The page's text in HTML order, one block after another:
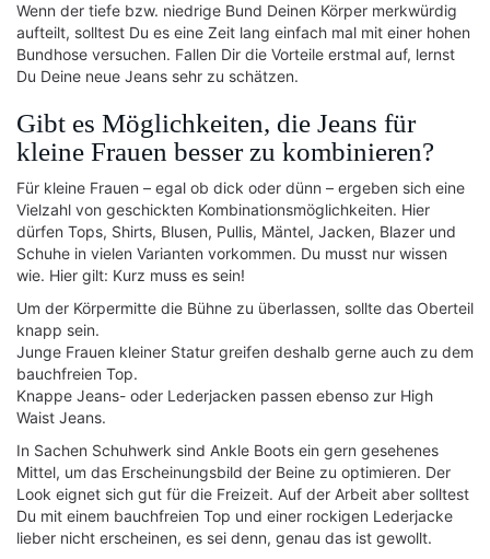
Wenn der tiefe bzw. niedrige Bund Deinen Körper merkwürdig
aufteilt, solltest Du es eine Zeit lang einfach mal mit einer hohen
Bundhose versuchen. Fallen Dir die Vorteile erstmal auf, lernst
Du Deine neue Jeans sehr zu schätzen.
Gibt es Möglichkeiten, die Jeans für
kleine Frauen besser zu kombinieren?
Für kleine Frauen – egal ob dick oder dünn – ergeben sich eine
Vielzahl von geschickten Kombinationsmöglichkeiten. Hier
dürfen Tops, Shirts, Blusen, Pullis, Mäntel, Jacken, Blazer und
Schuhe in vielen Varianten vorkommen. Du musst nur wissen
wie. Hier gilt: Kurz muss es sein!
Um der Körpermitte die Bühne zu überlassen, sollte das Oberteil
knapp sein.
Junge Frauen kleiner Statur greifen deshalb gerne auch zu dem
bauchfreien Top.
Knappe Jeans- oder Lederjacken passen ebenso zur High
Waist Jeans.
In Sachen Schuhwerk sind Ankle Boots ein gern gesehenes
Mittel, um das Erscheinungsbild der Beine zu optimieren. Der
Look eignet sich gut für die Freizeit. Auf der Arbeit aber solltest
Du mit einem bauchfreien Top und einer rockigen Lederjacke
lieber nicht erscheinen, es sei denn, genau das ist gewollt.